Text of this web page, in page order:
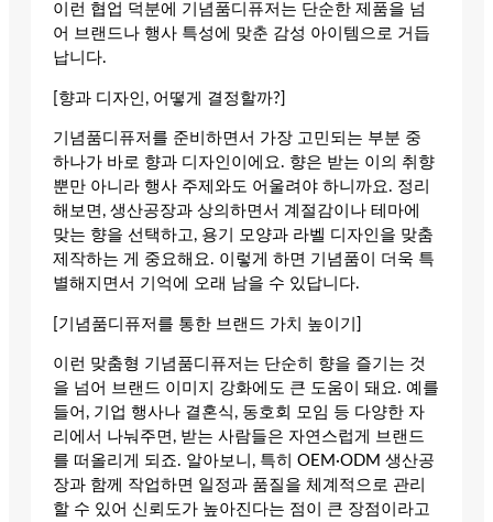
이런 협업 덕분에 기념품디퓨저는 단순한 제품을 넘
어 브랜드나 행사 특성에 맞춘 감성 아이템으로 거듭
납니다.
[향과 디자인, 어떻게 결정할까?]
기념품디퓨저를 준비하면서 가장 고민되는 부분 중
하나가 바로 향과 디자인이에요. 향은 받는 이의 취향
뿐만 아니라 행사 주제와도 어울려야 하니까요. 정리
해보면, 생산공장과 상의하면서 계절감이나 테마에
맞는 향을 선택하고, 용기 모양과 라벨 디자인을 맞춤
제작하는 게 중요해요. 이렇게 하면 기념품이 더욱 특
별해지면서 기억에 오래 남을 수 있답니다.
[기념품디퓨저를 통한 브랜드 가치 높이기]
이런 맞춤형 기념품디퓨저는 단순히 향을 즐기는 것
을 넘어 브랜드 이미지 강화에도 큰 도움이 돼요. 예를
들어, 기업 행사나 결혼식, 동호회 모임 등 다양한 자
리에서 나눠주면, 받는 사람들은 자연스럽게 브랜드
를 떠올리게 되죠. 알아보니, 특히 OEM·ODM 생산공
장과 함께 작업하면 일정과 품질을 체계적으로 관리
할 수 있어 신뢰도가 높아진다는 점이 큰 장점이라고